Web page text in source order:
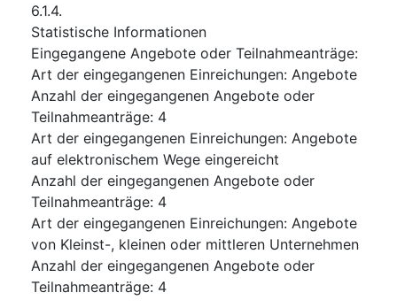
6.1.4.
Statistische Informationen
Eingegangene Angebote oder Teilnahmeanträge:
Art der eingegangenen Einreichungen: Angebote
Anzahl der eingegangenen Angebote oder
Teilnahmeanträge: 4
Art der eingegangenen Einreichungen: Angebote
auf elektronischem Wege eingereicht
Anzahl der eingegangenen Angebote oder
Teilnahmeanträge: 4
Art der eingegangenen Einreichungen: Angebote
von Kleinst-, kleinen oder mittleren Unternehmen
Anzahl der eingegangenen Angebote oder
Teilnahmeanträge: 4